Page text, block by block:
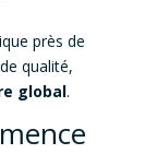
près de
qualité,
global.